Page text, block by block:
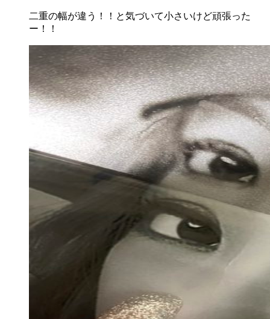
二重の幅が違う！！と気づいて小さいけど頑張った
ー！！